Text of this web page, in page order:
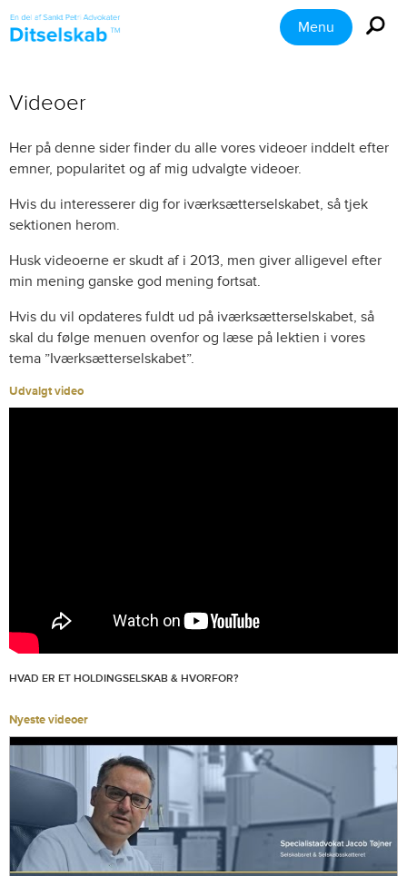
Menu
Videoer
Her på denne sider finder du alle vores videoer inddelt efter
emner, popularitet og af mig udvalgte videoer.
Hvis du interesserer dig for iværksætterselskabet, så tjek
sektionen herom.
Husk videoerne er skudt af i 2013, men giver alligevel efter
min mening ganske god mening fortsat.
Hvis du vil opdateres fuldt ud på iværksætterselskabet, så
skal du følge menuen ovenfor og læse på lektien i vores
tema ”Iværksætterselskabet”.
Udvalgt video
HVAD ER ET HOLDINGSELSKAB & HVORFOR?
Nyeste videoer